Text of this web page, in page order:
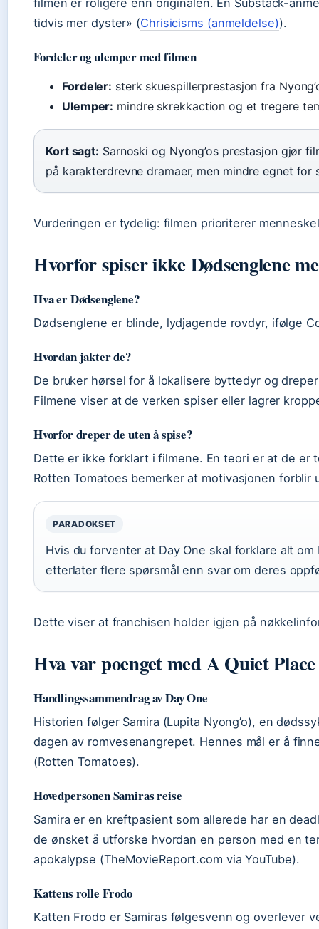
filmen er roligere enn originalen. En Substack-
tidvis mer dyster» (Chrisicisms (anmeldelse)).
Fordeler og ulemper med filmen
Fordeler: sterk skuespillerprestasjon fra
Ulemper: mindre skrekkaction og et tregere
Kort sagt: Sarnoski og Nyong’os prestasjon gjør
på karakterdrevne dramaer, men mindre egnet for
Vurderingen er tydelig: filmen prioriterer
Hvorfor spiser ikke Dødsenglene
Hva er Dødsenglene?
Dødsenglene er blinde, lydjagende rovdyr, ifølge
Hvordan jakter de?
De bruker hørsel for å lokalisere byttedyr og
Filmene viser at de verken spiser eller lagrer
Hvorfor dreper de uten å spise?
Dette er ikke forklart i filmene. En teori er at de er
Rotten Tomatoes bemerker at motivasjonen forblir
PARADOKSET
Hvis du forventer at Day One skal forklare alt
etterlater flere spørsmål enn svar om deres
Dette viser at franchisen holder igjen på
Hva var poenget med A Quiet
Handlingssammendrag av Day One
Historien følger Samira (Lupita Nyong’o), en
dagen av romvesenangrepet. Hennes mål er å
(Rotten Tomatoes).
Hovedpersonen Samiras reise
Samira er en kreftpasient som allerede har en
de ønsket å utforske hvordan en person med en
apokalypse (TheMovieReport.com via YouTube).
Kattens rolle Frodo
Katten Frodo er Samiras følgesvenn og overlever